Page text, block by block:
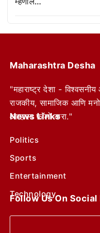
Maharashtra Desha
"महाराष्ट्र देशा -
राजकीय, सामाजिक आणि
आम्हाला फॉलो करा."
News Links
Politics
Sports
Entertainment
Technology
Follow Us On Social